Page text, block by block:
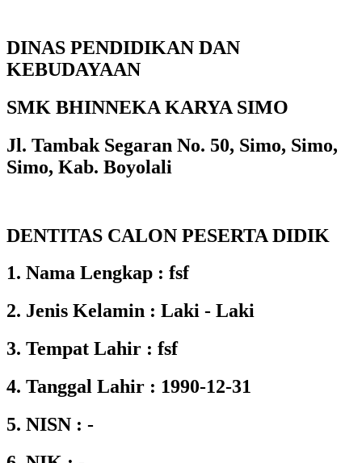
DINAS PENDIDIKAN DAN
KEBUDAYAAN
SMK BHINNEKA KARYA SIMO
Jl. Tambak Segaran No. 50, Simo, Simo,
Simo, Kab. Boyolali
DENTITAS CALON PESERTA DIDIK
1. Nama Lengkap : fsf
2. Jenis Kelamin : Laki - Laki
3. Tempat Lahir : fsf
4. Tanggal Lahir : 1990-12-31
5. NISN : -